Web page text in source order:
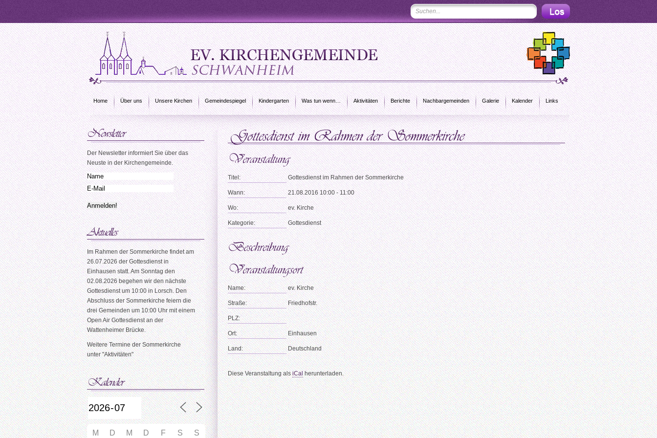
Home Über uns Unsere Kirchen Gemeindespiegel Kindergarten Was tun wenn… Aktivitäten Berichte Nachbargemeinden Galerie Kalender Links
Titel: Gottesdienst im Rahmen der Sommerkirche
Wann: 21.08.2016 10:00 - 11:00
Wo: ev. Kirche
Kategorie: Gottesdienst
Name: ev. Kirche
Straße: Friedhofstr.
PLZ:
Ort: Einhausen
Land: Deutschland
Diese Veranstaltung alsiCal herunterladen.
Der Newsletter informiert Sie über das
Neuste in der Kirchengemeinde.
Im Rahmen der Sommerkirche findet am
26.07.2026 der Gottesdienst in
Einhausen statt. Am Sonntag den
02.08.2026 begehen wir den nächste
Gottesdienst um 10:00 in Lorsch. Den
Abschluss der Sommerkirche feiern die
drei Gemeinden um 10:00 Uhr mit einem
Open Air Gottesdienst an der
Wattenheimer Brücke.
Weitere Termine der Sommerkirche
unter "Aktivitäten"
M D M D F S S